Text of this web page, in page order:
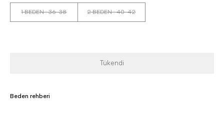
1 BEDEN : 36-38 2 BEDEN : 40-42
Tükendi
Beden rehberi